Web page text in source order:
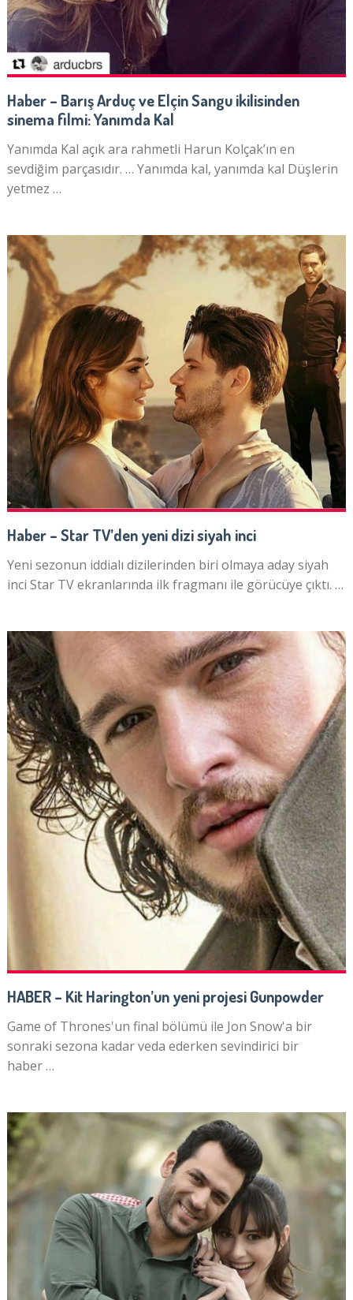
Haber – Barış Arduç ve Elçin Sangu ikilisinden
sinema filmi: Yanımda Kal
Yanımda Kal açık ara rahmetli Harun Kolçak’ın en
sevdiğim parçasıdır. … Yanımda kal, yanımda kal Düşlerin
yetmez …
Haber – Star TV’den yeni dizi siyah inci
Yeni sezonun iddialı dizilerinden biri olmaya aday siyah
inci Star TV ekranlarında ilk fragmanı ile görücüye çıktı. …
HABER – Kit Harington’un yeni projesi Gunpowder
Game of Thrones'un final bölümü ile Jon Snow'a bir
sonraki sezona kadar veda ederken sevindirici bir
haber …